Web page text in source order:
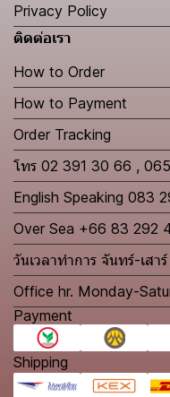
Privacy Policy
ติดต่อเรา
How to Order
How to Payment
Order Tracking
โทร 02 391 30 66 ,
English Speaking 083
Over Sea +66 83 292
วันเวลาทำการ จันทร์-เสา
Office hr. Monday-
Payment
Shipping